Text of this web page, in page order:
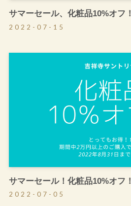
サマーセール、化粧品10%オフ！
2022-07-15
サマーセール！化粧品10%オフ！
2022-07-05